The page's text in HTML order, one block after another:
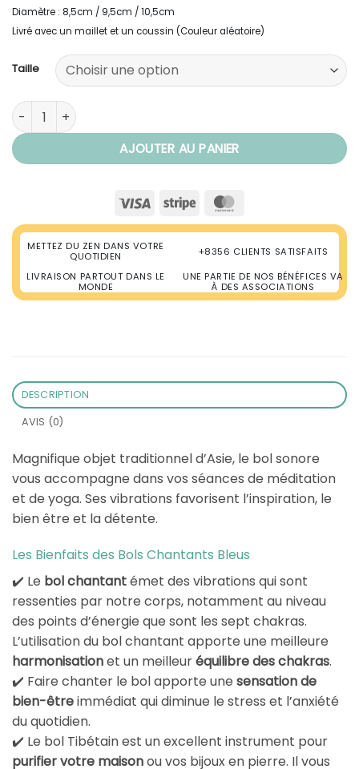
39,90€
Diamètre : 8,5cm / 9,5cm / 10,5cm
Livré avec un maillet et un coussin (Couleur aléatoire)
Taille
quantité de Bol Tibétain Chantant Bleu
AJOUTER AU PANIER
Visa Stripe
METTEZ DU ZEN DANS VOTRE
QUOTIDIEN
+8356 CLIENTS SATISFAITS
LIVRAISON PARTOUT DANS LE
MONDE
UNE PARTIE DE NOS BÉNÉFICES VA
À DES ASSOCIATIONS
DESCRIPTION
AVIS (0)
Magnifique objet traditionnel d’Asie, le bol sonore
vous accompagne dans vos séances de méditation
et de yoga. Ses vibrations favorisent l’inspiration, le
bien être et la détente.
Les Bienfaits des Bols Chantants Bleus
✔️ Le bol chantantémet des vibrations qui sont
ressenties par notre corps, notamment au niveau
des points d’énergie que sont les sept chakras.
L’utilisation du bol chantant apporte une meilleure
harmonisationet un meilleuréquilibre des chakras.
✔️ Faire chanter le bolapporte une sensation de
bien-êtreimmédiat qui diminue le stress et l’anxiété
du quotidien.
✔️ Le bol Tibétain est un excellent instrument pour
purifier votre maisonou vos bijoux en pierre. Il vous